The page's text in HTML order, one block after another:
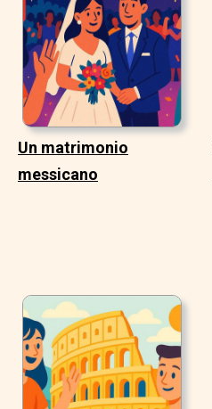
Un matrimonio
messicano